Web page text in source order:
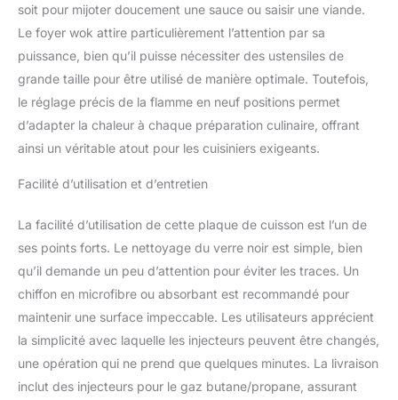
soit pour mijoter doucement une sauce ou saisir une viande.
Le foyer wok attire particulièrement l’attention par sa
puissance, bien qu’il puisse nécessiter des ustensiles de
grande taille pour être utilisé de manière optimale. Toutefois,
le réglage précis de la flamme en neuf positions permet
d’adapter la chaleur à chaque préparation culinaire, offrant
ainsi un véritable atout pour les cuisiniers exigeants.
Facilité d’utilisation et d’entretien
La facilité d’utilisation de cette plaque de cuisson est l’un de
ses points forts. Le nettoyage du verre noir est simple, bien
qu’il demande un peu d’attention pour éviter les traces. Un
chiffon en microfibre ou absorbant est recommandé pour
maintenir une surface impeccable. Les utilisateurs apprécient
la simplicité avec laquelle les injecteurs peuvent être changés,
une opération qui ne prend que quelques minutes. La livraison
inclut des injecteurs pour le gaz butane/propane, assurant